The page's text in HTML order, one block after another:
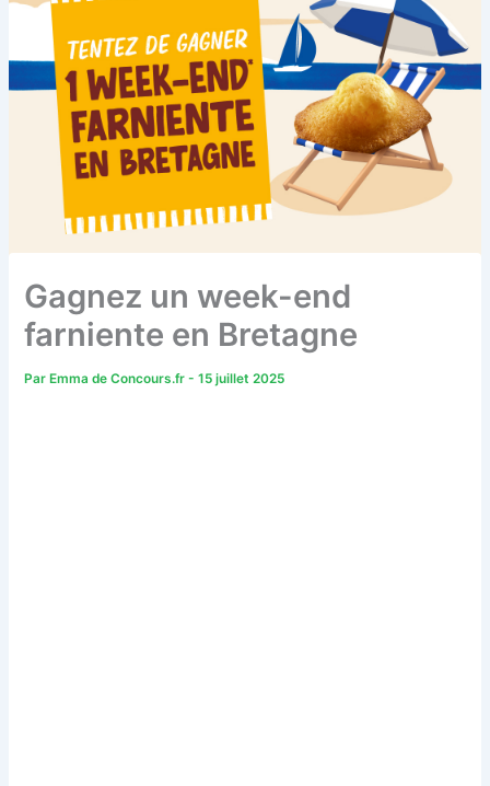
Gagnez un week-end
farniente en Bretagne
ParEmma de Concours.fr-15 juillet 2025